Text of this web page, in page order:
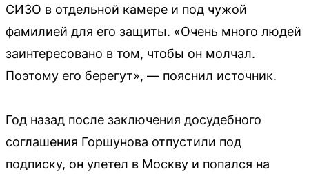
СИЗО в отдельной камере и под чужой
фамилией для его защиты. «Очень много людей
заинтересовано в том, чтобы он молчал.
Поэтому его берегут», — пояснил источник.
Год назад после заключения досудебного
соглашения Горшунова отпустили под
подписку, он улетел в Москву и попался на